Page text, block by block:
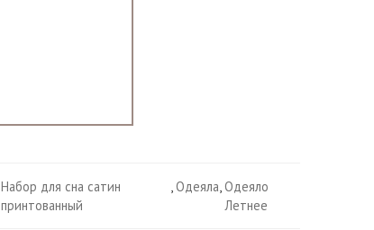
Набор для сна сатин
принтованный
,Одеяла,Одеяло
Летнее